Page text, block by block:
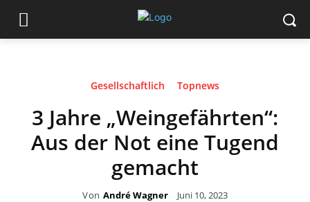
Gesellschaftlich Topnews
3 Jahre „Weingefährten“:
Aus der Not eine Tugend
gemacht
Von André Wagner Juni 10, 2023